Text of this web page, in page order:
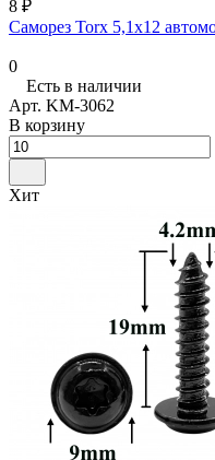
8 ₽
Саморез Torx 5,1х12
0
Есть в наличии
Арт. KM-3062
В корзину
Хит